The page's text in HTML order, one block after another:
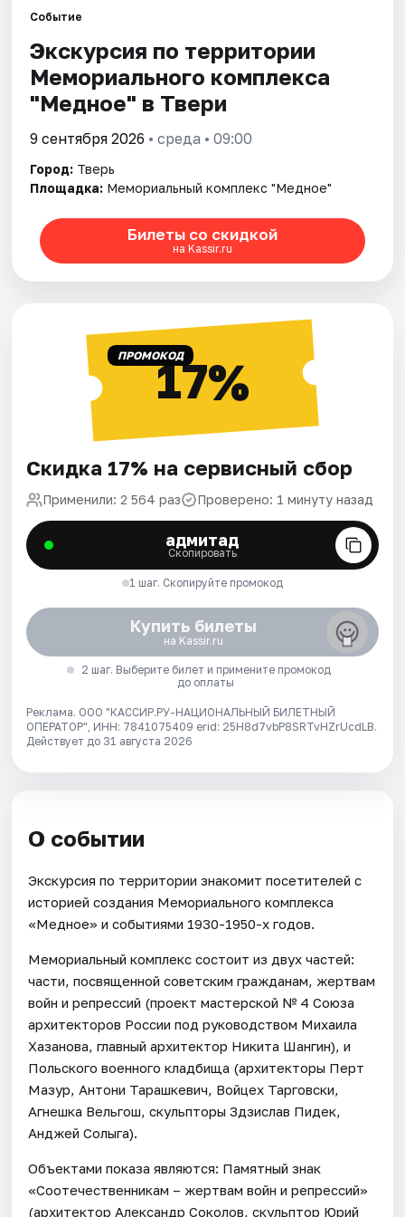
Города
Площадки
Артисты
Рейтинги
Событие
Экскурсия по территории
Мемориального комплекса
"Медное" в Твери
9 сентября 2026 • среда • 09:00
Город: Тверь
Площадка: Мемориальный комплекс "Медное"
Билеты со скидкой
на Kassir.ru
ПРОМОКОД17%
Скидка 17% на сервисный сбор
Применили: 2 564 раз Проверено: 1 минуту назад
адмитад
Скопировать
1 шаг. Скопируйте промокод
Купить билеты
на Kassir.ru
2 шаг. Выберите билет и примените промокод
до оплаты
Реклама. ООО "КАССИР.РУ-НАЦИОНАЛЬНЫЙ БИЛЕТНЫЙ
ОПЕРАТОР", ИНН: 7841075409 erid: 25H8d7vbP8SRTvHZrUcdLB.
Действует до 31 августа 2026
О событии
Экскурсия по территории знакомит посетителей с
историей создания Мемориального комплекса
«Медное» и событиями 1930-1950-х годов.
Мемориальный комплекс состоит из двух частей:
части, посвященной советским гражданам, жертвам
войн и репрессий (проект мастерской № 4 Союза
архитекторов России под руководством Михаила
Хазанова, главный архитектор Никита Шангин), и
Польского военного кладбища (архитекторы Перт
Мазур, Антони Тарашкевич, Войцех Тарговски,
Агнешка Вельгош, скульпторы Здзислав Пидек,
Анджей Солыга).
Объектами показа являются: Памятный знак
«Соотечественникам – жертвам войн и репрессий»
(архитектор Александр Соколов, скульптор Юрий